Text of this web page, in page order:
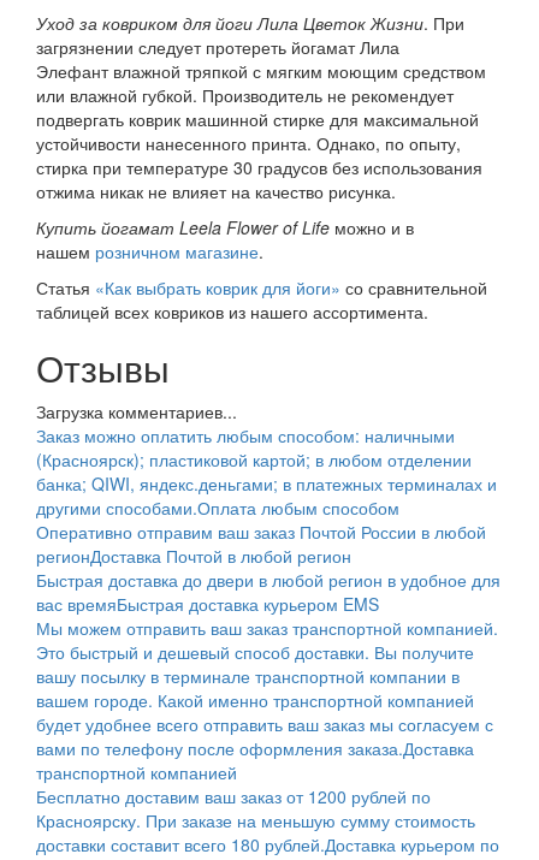
Уход за ковриком для йоги Лила Цветок Жизни. При
загрязнении следует протереть йогамат Лила
Элефант влажной тряпкой с мягким моющим средством
или влажной губкой. Производитель не рекомендует
подвергать коврик машинной стирке для максимальной
устойчивости нанесенного принта. Однако, по опыту,
стирка при температуре 30 градусов без использования
отжима никак не влияет на качество рисунка.
Купить йогамат Leela Flower of Life можно и в
нашем розничном магазине.
Статья «Как выбрать коврик для йоги» со сравнительной
таблицей всех ковриков из нашего ассортимента.
Отзывы
Загрузка комментариев...
Заказ можно оплатить любым способом: наличными
(Красноярск); пластиковой картой; в любом отделении
банка; QIWI, яндекс.деньгами; в платежных терминалах и
другими способами.Оплата любым способом
Оперативно отправим ваш заказ Почтой России в любой
регионДоставка Почтой в любой регион
Быстрая доставка до двери в любой регион в удобное для
вас времяБыстрая доставка курьером EMS
Мы можем отправить ваш заказ транспортной компанией.
Это быстрый и дешевый способ доставки. Вы получите
вашу посылку в терминале транспортной компании в
вашем городе. Какой именно транспортной компанией
будет удобнее всего отправить ваш заказ мы согласуем с
вами по телефону после оформления заказа.Доставка
транспортной компанией
Бесплатно доставим ваш заказ от 1200 рублей по
Красноярску. При заказе на меньшую сумму стоимость
доставки составит всего 180 рублей.Доставка курьером по